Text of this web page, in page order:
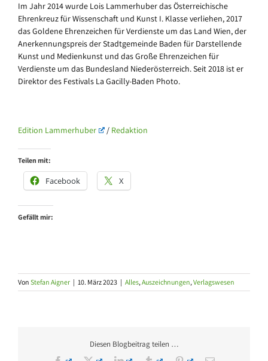
Im Jahr 2014 wurde Lois Lammerhuber das Österreichische
Ehrenkreuz für Wissenschaft und Kunst I. Klasse verliehen, 2017
das Goldene Ehrenzeichen für Verdienste um das Land Wien, der
Anerkennungspreis der Stadtgemeinde Baden für Darstellende
Kunst und Medienkunst und das Große Ehrenzeichen für
Verdienste um das Bundesland Niederösterreich. Seit 2018 ist er
Direktor des Festivals La Gacilly-Baden Photo.
Edition Lammerhuber / Redaktion
Teilen mit:
Facebook X
Gefällt mir:
Von Stefan Aigner | 10. März 2023 | Alles,Auszeichnungen,Verlagswesen
Diesen Blogbeitrag teilen …